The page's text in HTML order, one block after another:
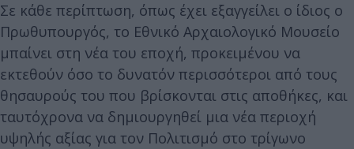
Σε κάθε περίπτωση, όπως έχει εξαγγείλει ο ίδιος ο
Πρωθυπουργός, το Εθνικό Αρχαιολογικό Μουσείο
μπαίνει στη νέα του εποχή, προκειμένου να
εκτεθούν όσο το δυνατόν περισσότεροι από τους
θησαυρούς του που βρίσκονται στις αποθήκες, και
ταυτόχρονα να δημιουργηθεί μια νέα περιοχή
υψηλής αξίας για τον Πολιτισμό στο τρίγωνο